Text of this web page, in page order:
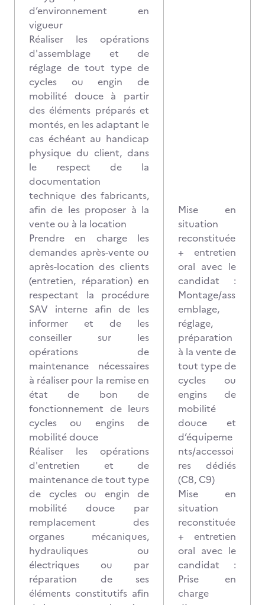
d’environnement en
vigueur
Réaliser les opérations
d'assemblage et de
réglage de tout type de
cycles ou engin de
mobilité douce à partir
des éléments préparés et
montés, en les adaptant le
cas échéant au handicap
physique du client, dans
le respect de la
documentation
technique des fabricants,
afin de les proposer à la
vente ou à la location
Prendre en charge les
demandes après-vente ou
après-location des clients
(entretien, réparation) en
respectant la procédure
SAV interne afin de les
informer et de les
conseiller sur les
opérations de
maintenance nécessaires
à réaliser pour la remise en
état de bon de
fonctionnement de leurs
cycles ou engins de
mobilité douce
Réaliser les opérations
d'entretien et de
maintenance de tout type
de cycles ou engin de
mobilité douce par
remplacement des
organes mécaniques,
hydrauliques ou
électriques ou par
réparation de ses
éléments constitutifs afin
Mise en
situation
reconstituée
+ entretien
oral avec le
candidat :
Montage/ass
emblage,
réglage,
préparation
à la vente de
tout type de
cycles ou
engins de
mobilité
douce et
d’équipeme
nts/accessoi
res dédiés
(C8, C9)
Mise en
situation
reconstituée
+ entretien
oral avec le
candidat :
Prise en
charge